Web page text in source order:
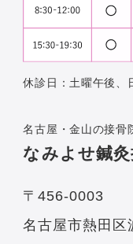
休診日：土曜午後、
名古屋・金山の接骨
なみよせ鍼
〒456-0003
名古屋市熱田